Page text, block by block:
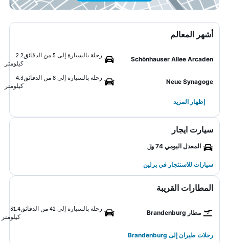
أشهر المعالم
Schönhauser Allee Arcaden
رحلة بالسيارة إلى 5 من الدقائق
2.2
كيلومتر
Neue Synagoge
رحلة بالسيارة إلى 8 من الدقائق
4.3
كيلومتر
إظهار المزيد
سيارت ايجار
المعدل اليومي 74 ﷼
سيارات للاستئجار في برلين
المطارات القريبة
مطار Brandenburg
رحلة بالسيارة إلى 42 من الدقائق
31.4
كيلومتر
رحلات طيران إلى Brandenburg